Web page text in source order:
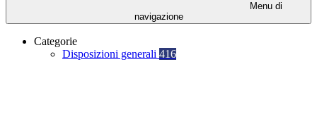
Menu di
navigazione
Categorie
Disposizioni generali 416